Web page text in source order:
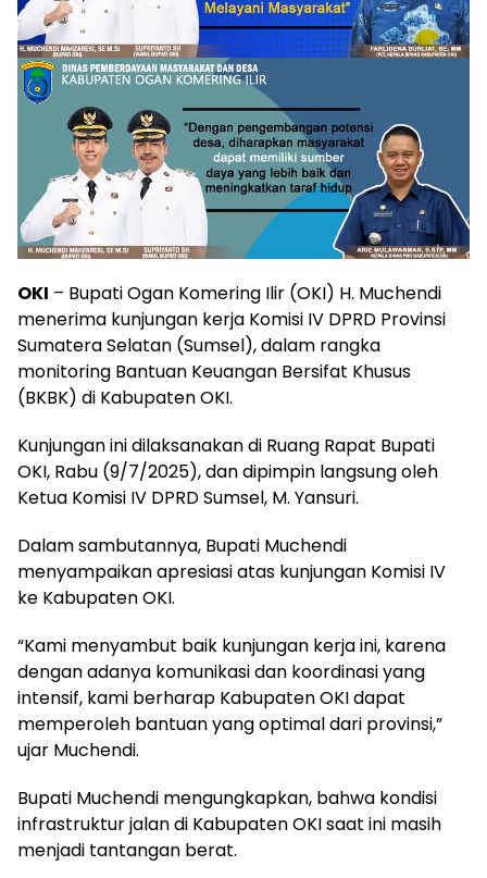
OKI – Bupati Ogan Komering Ilir (OKI) H. Muchendi
menerima kunjungan kerja Komisi IV DPRD Provinsi
Sumatera Selatan (Sumsel), dalam rangka
monitoring Bantuan Keuangan Bersifat Khusus
(BKBK) di Kabupaten OKI.
Kunjungan ini dilaksanakan di Ruang Rapat Bupati
OKI, Rabu (9/7/2025), dan dipimpin langsung oleh
Ketua Komisi IV DPRD Sumsel, M. Yansuri.
Dalam sambutannya, Bupati Muchendi
menyampaikan apresiasi atas kunjungan Komisi IV
ke Kabupaten OKI.
“Kami menyambut baik kunjungan kerja ini, karena
dengan adanya komunikasi dan koordinasi yang
intensif, kami berharap Kabupaten OKI dapat
memperoleh bantuan yang optimal dari provinsi,”
ujar Muchendi.
Bupati Muchendi mengungkapkan, bahwa kondisi
infrastruktur jalan di Kabupaten OKI saat ini masih
menjadi tantangan berat.